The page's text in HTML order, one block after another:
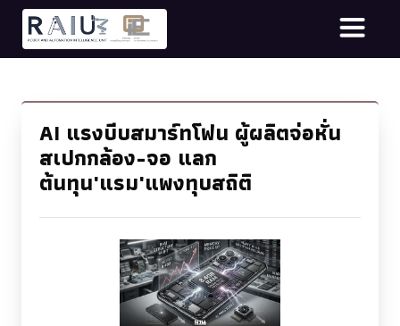
AI แรงบีบสมาร์ทโฟน ผู้ผลิตจ่อหั่น
สเปกกล้อง-จอ แลก
ต้นทุน'แรม'แพงทุบสถิติ